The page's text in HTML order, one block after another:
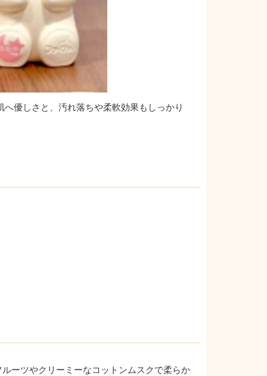
優しさと、汚れ落ちや柔軟効果もしっかり
ーツやクリーミーなコットンムスクで柔らか